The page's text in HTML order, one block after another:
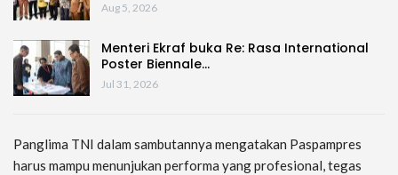
Aug 5, 2026
Menteri Ekraf buka Re: Rasa International
Poster Biennale…
Jul 31, 2026
Panglima TNI dalam sambutannya mengatakan Paspampres
harus mampu menunjukan performa yang profesional, tegas